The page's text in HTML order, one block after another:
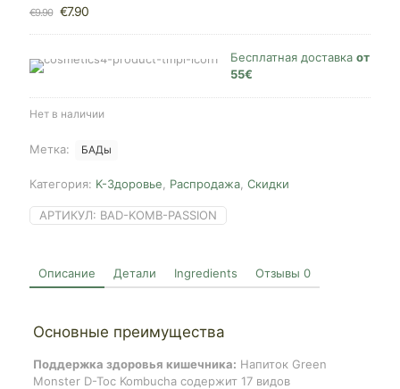
Описание Детали Ingredients Отзывы 0
Основные преимущества
Поддержка здоровья кишечника: Напиток Green
Monster D-Toc Kombucha содержит 17 видов
€9.90 Первоначальная
составляла
€7.90Текущая
€7.90.
Бесплатная доставка от
55€
Нет в наличии
Метка: БАДы
Категория: K-Здоровье Распродажа Скидки
АРТИКУЛ: BAD-KOMB-PASSION